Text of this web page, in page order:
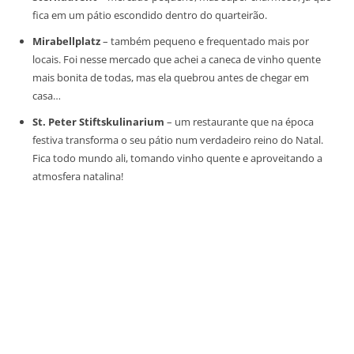
fica em um pátio escondido dentro do quarteirão.
Mirabellplatz– também pequeno e frequentado mais por
locais. Foi nesse mercado que achei a caneca de vinho quente
mais bonita de todas, mas ela quebrou antes de chegar em
casa…
St. Peter Stiftskulinarium – um restaurante que na época
festiva transforma o seu pátio num verdadeiro reino do Natal.
Fica todo mundo ali, tomando vinho quente e aproveitando a
atmosfera natalina!